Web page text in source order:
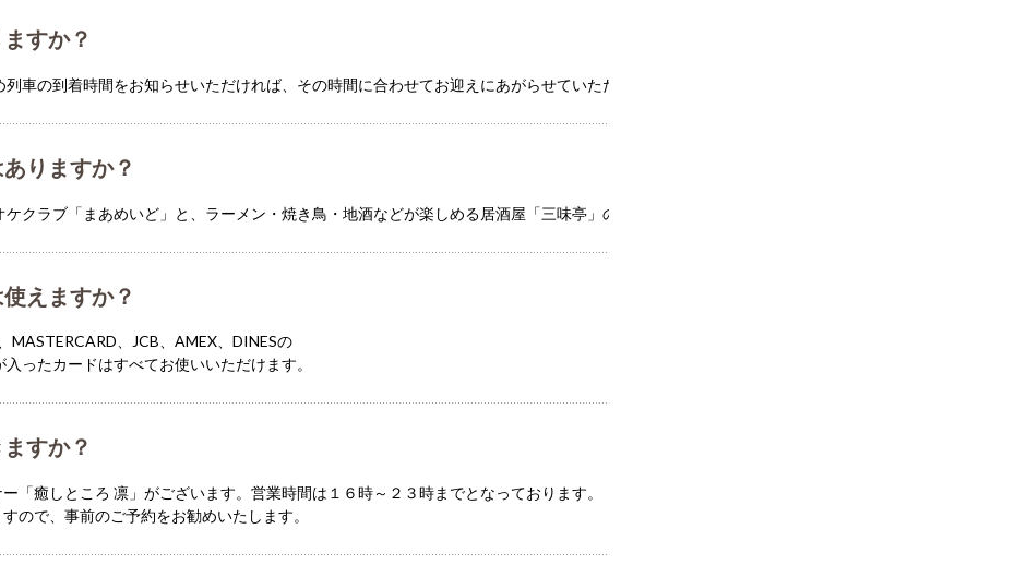
すか？
車の到着時間をお知らせいただければ、その時間に合わせてお迎えにあがらせていただきます。
りますか？
クラブ「まあめいど」と、ラーメン・焼き鳥・地酒などが楽しめる居酒屋「三味亭」の２か所がございます。
えますか？
MASTERCARD、JCB、AMEX、DINESの
ったカードはすべてお使いいただけます。
すか？
「癒しところ 凛」がございます。営業時間は１６時～２３時までとなっております。
ので、事前のご予約をお勧めいたします。